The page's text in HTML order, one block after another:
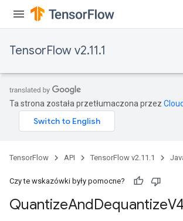
TensorFlow v2.11.1
Ta strona została przetłumaczona przez
TensorFlow API TensorFlow v2.11.1
Czy te wskazówki były pomocne?
QuantizeAndDequantizeV4